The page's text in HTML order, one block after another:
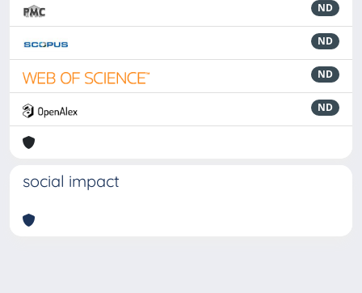
ND
ND
ND
ND
social impact